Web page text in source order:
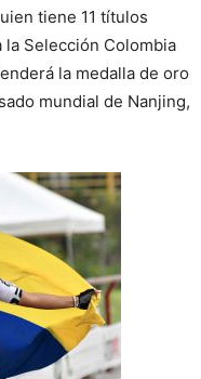
tiene 11 títulos
la Selección Colombia
la medalla de oro
mundial de Nanjing,